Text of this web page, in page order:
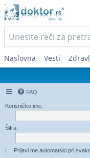
Naslovna Vesti
FAQ
Korisničko ime:
Šifra:
| Prijavi me automatski pri